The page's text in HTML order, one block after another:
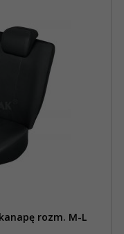
rozm. M-L